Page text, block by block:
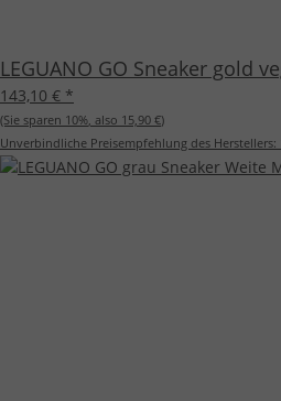
LEGUANO GO Sneaker gold
143,10 € *
(Sie sparen 10%, also 15,90 €)
Unverbindliche Preisempfehlung des Herstellers: